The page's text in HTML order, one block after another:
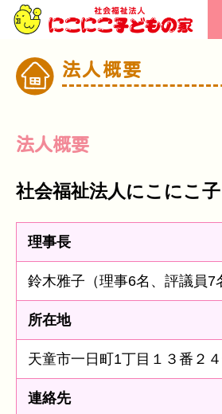
法人概要
法人概要
社会福祉法人にこにこ
理事長
鈴木雅子（理事6名、評議員7
所在地
天童市一日町1丁目１３番２
連絡先